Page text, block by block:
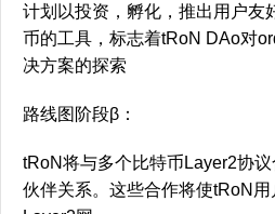
计划以投资，孵化，推出用户友
币的工具，标志着tRoN DAo对
决方案的探索
路线图阶段β：
tRoN将与多个比特币Layer2协
伙伴关系。这些合作将使tRoN